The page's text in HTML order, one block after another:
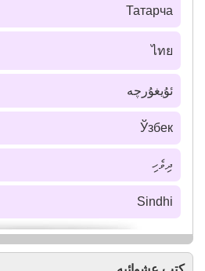
Татарча
ไทย
ئۇيغۇرچە
Ўзбек
ދިވެހި
Sindhi